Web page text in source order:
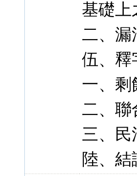
基礎上
二、漏
伍、釋
一、剩
二、聯
三、
陸、結